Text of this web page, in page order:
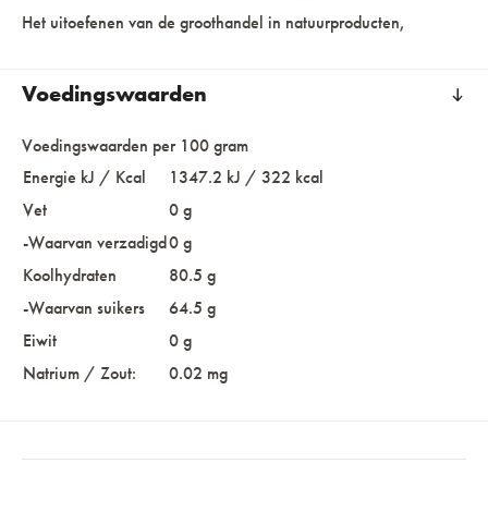
Het uitoefenen van de groothandel in natuurproducten,
Voedingswaarden
Voedingswaarden per 100 gram
Energie kJ / Kcal
1347.2 kJ / 322 kcal
Vet
0 g
-Waarvan verzadigd0 g
Koolhydraten
80.5 g
-Waarvan suikers
64.5 g
Eiwit
0 g
Natrium / Zout:
0.02 mg